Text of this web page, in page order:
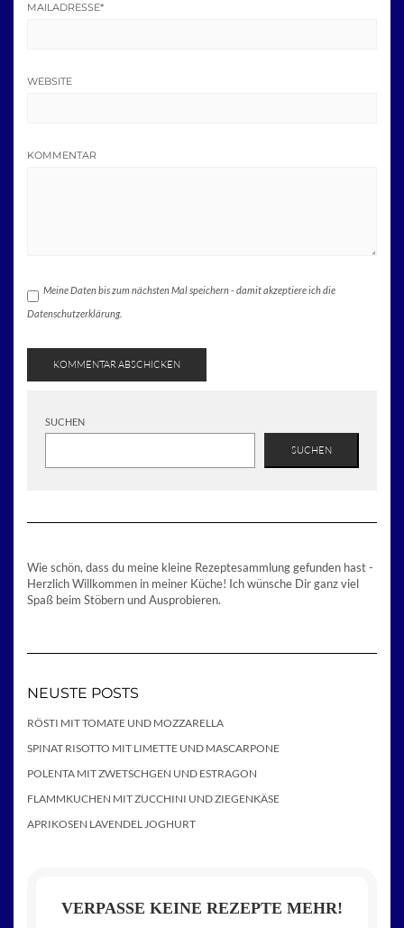
MAILADRESSE*
WEBSITE
KOMMENTAR
Meine Daten bis zum nächsten Mal speichern - damit akzeptiere ich die
Datenschutzerklärung.
SUCHEN
SUCHEN
Wie schön, dass du meine kleine Rezeptesammlung gefunden hast -
Herzlich Willkommen in meiner Küche! Ich wünsche Dir ganz viel
Spaß beim Stöbern und Ausprobieren.
NEUSTE POSTS
RÖSTI MIT TOMATE UND MOZZARELLA
SPINAT RISOTTO MIT LIMETTE UND MASCARPONE
POLENTA MIT ZWETSCHGEN UND ESTRAGON
FLAMMKUCHEN MIT ZUCCHINI UND ZIEGENKÄSE
APRIKOSEN LAVENDEL JOGHURT
VERPASSE KEINE REZEPTE MEHR!